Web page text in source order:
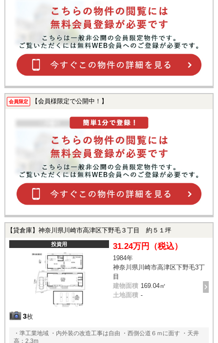
会員限定 【会員様限定で公開中！】
【貸倉庫】神奈川県川崎市高津区下野毛３丁目 約５１坪
投資用
3枚
31.24万円（税込）
1984年
神奈川県川崎市高津区下野毛3丁
目
建物面積 169.04㎡
土地面積 -
・準工業地域 ・内外装の改造工事は自由 ・西側公道６ｍに面す ・天井
高：2.3m